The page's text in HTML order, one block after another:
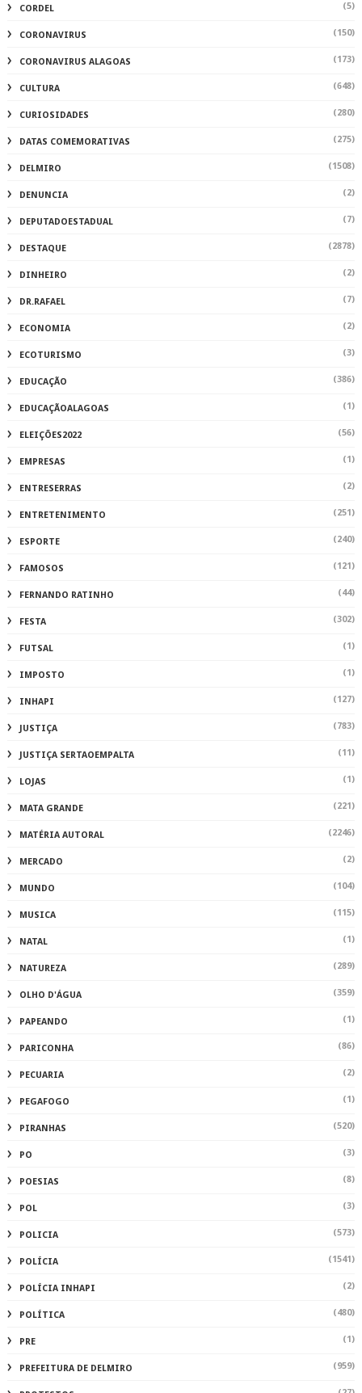
CORDEL (5)
CORONAVIRUS (150)
CORONAVIRUS ALAGOAS (173)
CULTURA (648)
CURIOSIDADES (280)
DATAS COMEMORATIVAS (275)
DELMIRO (1508)
DENUNCIA (2)
DEPUTADOESTADUAL (7)
DESTAQUE (2878)
DINHEIRO (2)
DR.RAFAEL (7)
ECONOMIA (2)
ECOTURISMO (3)
EDUCAÇÃO (386)
EDUCAÇÃOALAGOAS (1)
ELEIÇÕES2022 (56)
EMPRESAS (1)
ENTRESERRAS (2)
ENTRETENIMENTO (251)
ESPORTE (240)
FAMOSOS (121)
FERNANDO RATINHO (44)
FESTA (302)
FUTSAL (1)
IMPOSTO (1)
INHAPI (127)
JUSTIÇA (783)
JUSTIÇA SERTAOEMPALTA (11)
LOJAS (1)
MATA GRANDE (221)
MATÉRIA AUTORAL (2246)
MERCADO (2)
MUNDO (104)
MUSICA (115)
NATAL (1)
NATUREZA (289)
OLHO D'ÁGUA (359)
PAPEANDO (1)
PARICONHA (86)
PECUARIA (2)
PEGAFOGO (1)
PIRANHAS (520)
PO (3)
POESIAS (8)
POL (3)
POLICIA (573)
POLÍCIA (1541)
POLÍCIA INHAPI (2)
POLÍTICA (480)
PRE (1)
PREFEITURA DE DELMIRO (959)